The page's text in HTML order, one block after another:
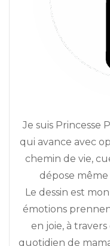
Je suis Princesse
qui avance avec
chemin de vie,
dépose
Le dessin est
émotions
en joie, à
quotidien de